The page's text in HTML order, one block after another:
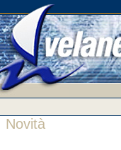
Novità